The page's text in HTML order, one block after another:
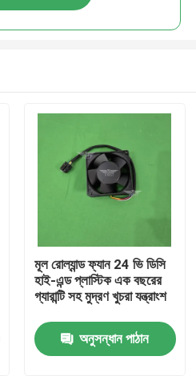
মূল রোল্যান্ড ফ্যান 24 ভি ডিসি
হাই-এন্ড প্লাস্টিক এক বছরের
গ্যারান্টি সহ মুদ্রণ খুচরা যন্ত্রাংশ
অনুসন্ধান পাঠান